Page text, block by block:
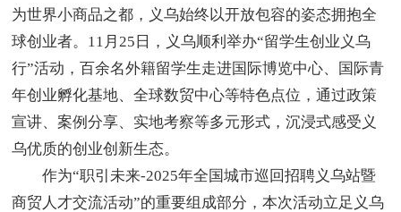
为世界小商品之都，义乌始终以开放包容的姿态拥抱全
球创业者。11月25日，义乌顺利举办“留学生创业义乌
行”活动，百余名外籍留学生走进国际博览中心、国际青
年创业孵化基地、全球数贸中心等特色点位，通过政策
宣讲、案例分享、实地考察等多元形式，沉浸式感受义
乌优质的创业创新生态。
作为“职引未来-2025年全国城市巡回招聘义乌站暨
商贸人才交流活动”的重要组成部分，本次活动立足义乌